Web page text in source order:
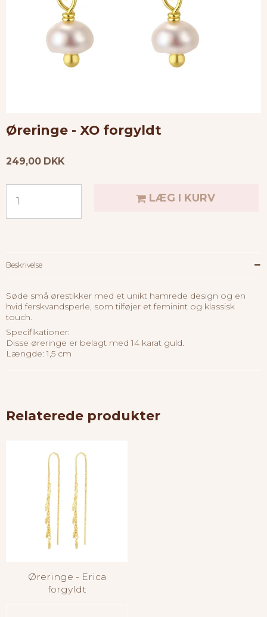
Øreringe - XO forgyldt
249,00 DKK
LÆG I KURV
Beskrivelse
Søde små ørestikker med et unikt hamrede design og en
hvid ferskvandsperle, som tilføjer et feminint og klassisk
touch.
Specifikationer:
Disse øreringe er belagt med 14 karat guld.
Længde: 1,5 cm
Relaterede produkter
Øreringe - Erica
forgyldt